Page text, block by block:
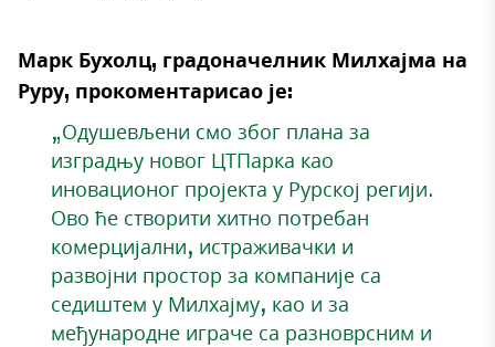
Марк Бухолц, градоначелник Милхајма на
Руру, прокоментарисао је:
„Одушевљени смо због плана за
изградњу новог ЦТПарка као
иновационог пројекта у Рурској регији.
Ово ће створити хитно потребан
комерцијални, истраживачки и
развојни простор за компаније са
седиштем у Милхајму, као и за
међународне играче са разноврсним и